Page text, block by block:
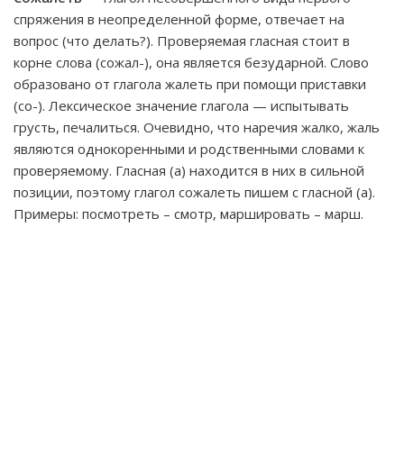
спряжения в неопределенной форме, отвечает на
вопрос (что делать?). Проверяемая гласная стоит в
корне слова (сожал-), она является безударной. Слово
образовано от глагола жалеть при помощи приставки
(со-). Лексическое значение глагола — испытывать
грусть, печалиться. Очевидно, что наречия жалко, жаль
являются однокоренными и родственными словами к
проверяемому. Гласная (а) находится в них в сильной
позиции, поэтому глагол сожалеть пишем с гласной (а).
Примеры: посмотреть – смотр, маршировать – марш.